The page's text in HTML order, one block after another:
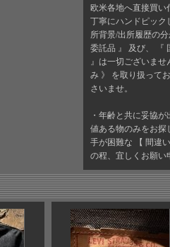
欧米各地へ直接買い
丁寧にハンドピック
所背景/出所履歴の
委託品 』 及び、 『
』は一切ございませ
み 》 を取り扱って
さいませ。
・年齢と共に妥協
値ある物のみをお探
手が困難な 【 間違
の程、宜しくお願い